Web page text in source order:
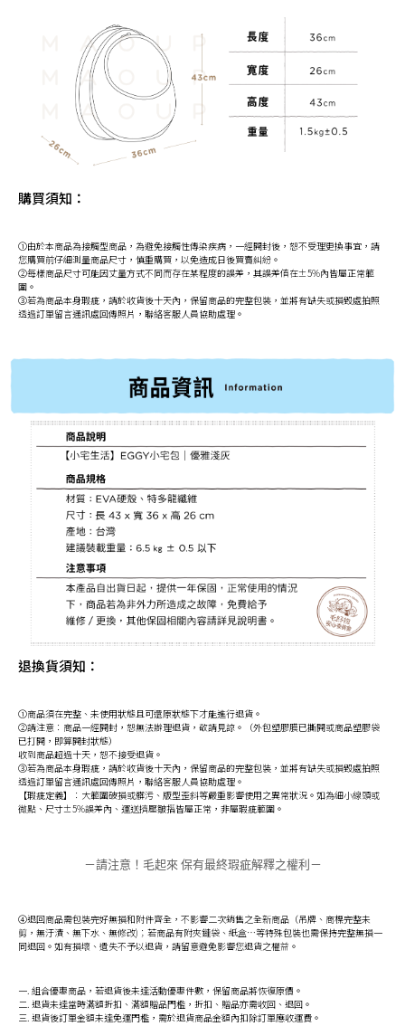
購買須知：
①由於本商品為接觸型商品，為避免接觸性傳染疾病，一經開封後，恕不受理更換事宜，請
您購買前仔細測量商品尺寸，慎重購買，以免造成日後買賣糾紛。
②每樣商品尺寸可能因丈量方式不同而存在某程度的誤差，其誤差值在±5%內皆屬正常範
圍。
③若為商品本身瑕疵，請於收貨後十天內，保留商品的完整包裝，並將有缺失或損毀處拍照
透過訂單留言通訊處回傳照片，聯絡客服人員協助處理。
退換貨須知：
①商品須在完整、未使用狀態且可還原狀態下才能進行退貨。
②請注意：商品一經開封，恕無法辦理退貨，敬請見諒。（外包塑膠膜已撕開或商品塑膠袋
已打開，即算開封狀態）
收到商品超過十天，恕不接受退貨。
③若為商品本身瑕疵，請於收貨後十天內，保留商品的完整包裝，並將有缺失或損毀處拍照
透過訂單留言通訊處回傳照片，聯絡客服人員協助處理。
【瑕疵定義】：大範圍破損或髒污、版型歪斜等嚴重影響使用之異常狀況。如為細小線頭或
微點、尺寸±5%誤差內、運送擠壓皺摺皆屬正常，非屬瑕疵範圍。
－請注意！毛起來 保有最終瑕疵解釋之權利－
④退回商品需包裝完好無損和附件齊全，不影響二次銷售之全新商品（吊牌、商標完整未
剪，無汙漬、無下水、無修改)；若商品有附夾鏈袋、紙盒…等特殊包裝也需保持完整無損一
同退回。如有損壞、遺失不予以退貨，請留意避免影響您退貨之權益。
一. 組合優惠商品，若退貨後未達活動優惠件數，保留商品將恢復原價。
二. 退貨未達當時滿額折扣、滿額贈品門檻，折扣、贈品亦需收回、退回。
三. 退貨後訂單金額未達免運門檻，需於退貨商品金額內扣除訂單應收運費。